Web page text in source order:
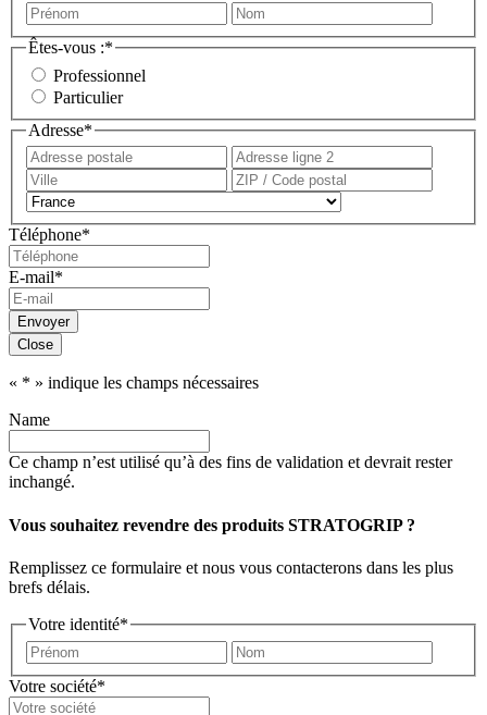
Prénom
Êtes-vous :*
Professionnel
Particulier
Adresse*
Adresse
postale
Ville
Téléphone*
E-mail*
Envoyer
Close
« * » indique les champs nécessaires
Name
Ce champ n’est utilisé qu’à des fins de validation et devrait rester
inchangé.
Vous souhaitez revendre des produits STRATOGRIP ?
Remplissez ce formulaire et nous vous contacterons dans les plus
brefs délais.
Votre identité*
Prénom
Votre société*